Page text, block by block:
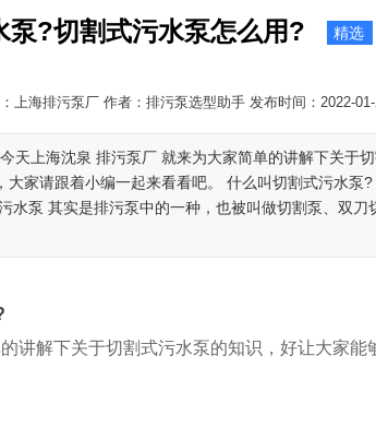
泵?切割式污水泵怎么用? 精选
上海排污泵厂 作者：排污泵选型助手 发布时间：2022-
天上海沈泉 排污泵厂 就来为大家简单的讲解下关于
家请跟着小编一起来看看吧。 什么叫切割式污水泵
水泵 其实是排污泵中的一种，也被叫做切割泵、双刀
讲解下关于切割式污水泵的知识，好让大家能